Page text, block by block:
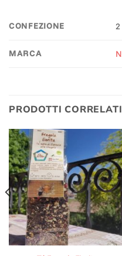
CONFEZIONE
MARCA
PRODOTTI CORRELATI